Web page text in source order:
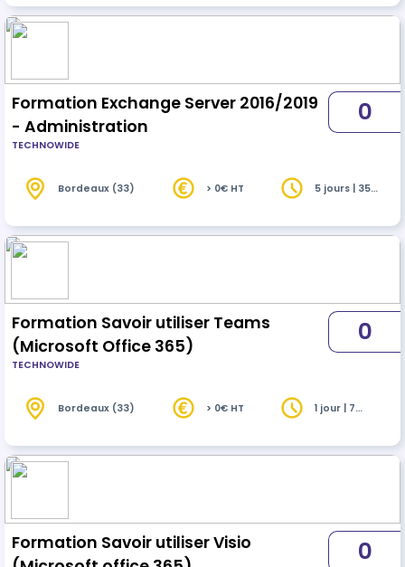
Formation Exchange Server 2016/2019
- Administration
TECHNOWIDE
0
Bordeaux (33) > 0€ HT
5 jours | 35
Formation Savoir utiliser Teams
(Microsoft Office 365)
TECHNOWIDE
0
Bordeaux (33) > 0€ HT
1 jour | 7
Formation Savoir utiliser Visio
0